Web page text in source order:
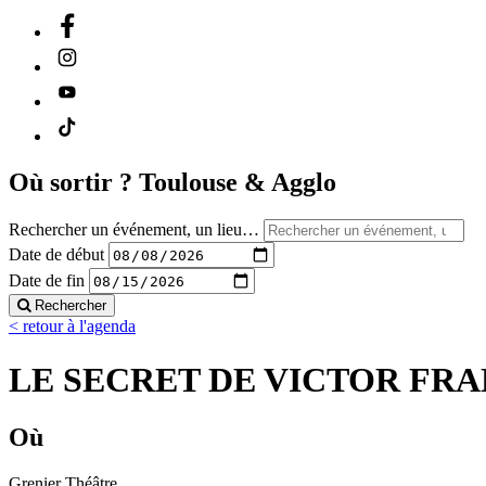
Où sortir ? Toulouse & Agglo
Rechercher un événement, un lieu…
Date de début
Date de fin
Rechercher
< retour à l'agenda
LE SECRET DE VICTOR
Où